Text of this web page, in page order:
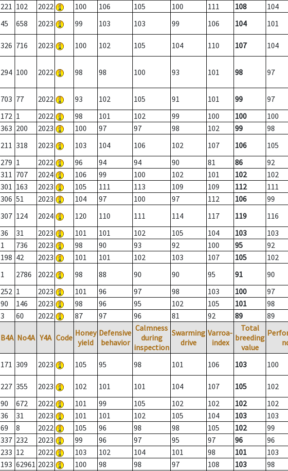
221 102 2022 100 106 105 100 111 108
104
45 658 2023 99 103 103 99 106 104 101
326 716 2023 100 102 105 104 110 107 104
294 100 2022 98 98 100 93 101 98 97
703 77 2022 93 102 105 91 101 99
97
172 1 2022 98 101 102 99 100 100
100
363 200 2023 100 97 97 98 102 99
98
211 318 2023 103 104 106 102 107 106
105
279 1 2022 96 94 94 90 81 86
92
311 707 2024 106 99 100 102 101 102
102
301 163 2023 105 111 113 109 109 112
111
306 51 2023 104 97 100 97 112 106
99
307 124 2024 120 110 111 114 117 119
116
36 31 2023 101 101 102 105 104 103
103
1 736 2023 98 90 93 92 100 95
92
198 42 2023 101 101 102 103 107 105
102
1 2786 2022 98 88 90 90 95 91
90
252 1 2023 101 96 97 98 103 100
97
90 146 2023 98 96 95 102 105 101
98
3 60 2022 87 97 96 81 92 89 89
B4A No4A Y4A Code Honey
yield
Defensive
behavior
Calmness
during
inspection
Swarming
drive
Varroa-
index
Total
breeding
value
171 309 2023 105 95 98 101 106 103 100
227 355 2023 102 101 101 104 107 105
102
90 672 2022 101 99 105 102 102 102
102
36 31 2023 101 101 102 105 104 103
103
69 8 2022 105 96 98 98 105 102
99
337 232 2023 99 96 97 95 97 96
96
233 12 2022 103 102 104 101 98 101
103
193 62961 2023 100 98 98 97 108 103
98